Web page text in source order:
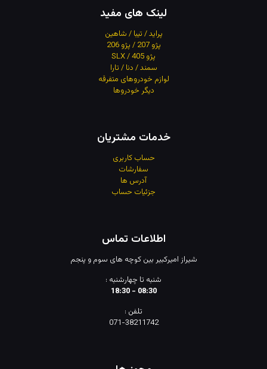
لینک های مفید
پراید / تیبا / شاهین
پژو 207 / پژو 206
پژو 405 / SLX
سمند / دنا / تارا
لوازم خودروهای متفرقه
دیگر خودروها
خدمات مشتریان
حساب کاربری
سفارشات
آدرس ها
جزئیات حساب
اطلاعات تماس
شیراز امیرکبیر بین کوچه های سوم و پنجم
شنبه تا چهارشنبه :
08:30 - 18:30
تلفن :
071-38211742